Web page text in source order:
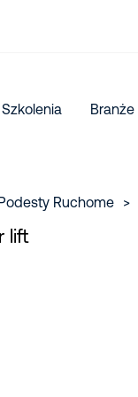
Szkolenia Branże
Ruchome >